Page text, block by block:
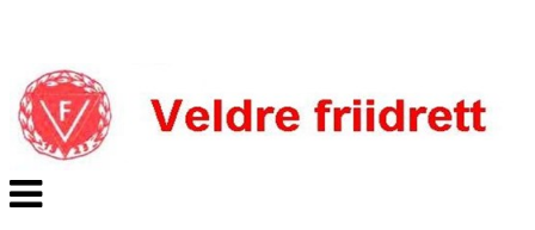
Veksle
navigasjon